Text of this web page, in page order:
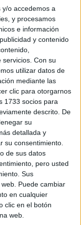
o accedemos a
y procesamos
e información
y contenido
Con su
utilizar datos de
mediante las
clic para otorgarnos
1733 socios para
descrito. De
su
detallada y
su consentimiento.
de sus datos
pero usted
Sus
Puede cambiar
en cualquier
clic en el botón
web.